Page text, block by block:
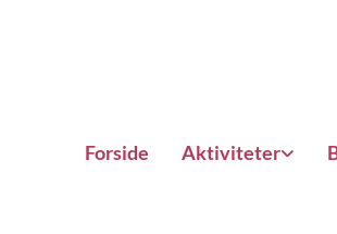
Forside Aktiviteter